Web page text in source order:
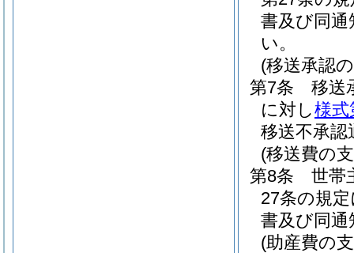
書及び同
い。
(移送承認
第7条
移送
に対し様式
移送不承
(移送費の
第8条
世帯
27条の規
書及び同
(助産費の